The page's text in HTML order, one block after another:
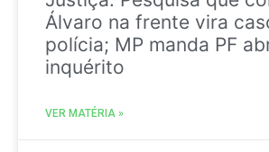
Álvaro na frente vira
polícia; MP manda PF
inquérito
VER MATÉRIA »